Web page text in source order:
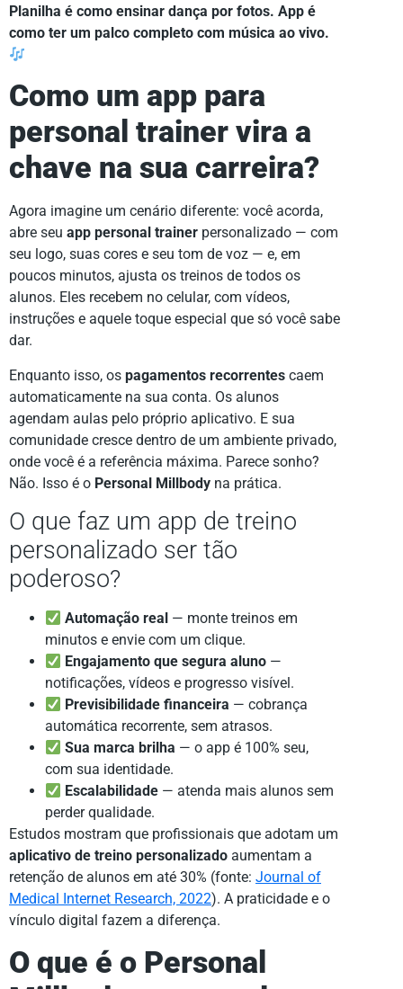
Planilha é como ensinar dança por fotos. App é
como ter um palco completo com música ao vivo.
Como um app para
personal trainer vira a
chave na sua carreira?
Agora imagine um cenário diferente: você acorda,
abre seu app personal trainer personalizado — com
seu logo, suas cores e seu tom de voz — e, em
poucos minutos, ajusta os treinos de todos os
alunos. Eles recebem no celular, com vídeos,
instruções e aquele toque especial que só você sabe
dar.
Enquanto isso, os pagamentos recorrentes caem
automaticamente na sua conta. Os alunos
agendam aulas pelo próprio aplicativo. E sua
comunidade cresce dentro de um ambiente privado,
onde você é a referência máxima. Parece sonho?
Não. Isso é o Personal Millbody na prática.
O que faz um app de treino
personalizado ser tão
poderoso?
Automação real — monte treinos em
minutos e envie com um clique.
Engajamento que segura aluno —
notificações, vídeos e progresso visível.
Previsibilidade financeira — cobrança
automática recorrente, sem atrasos.
Sua marca brilha — o app é 100% seu,
com sua identidade.
Escalabilidade — atenda mais alunos sem
perder qualidade.
Estudos mostram que profissionais que adotam um
aplicativo de treino personalizado aumentam a
retenção de alunos em até 30% (fonte: Journal of
Medical Internet Research, 2022). A praticidade e o
vínculo digital fazem a diferença.
O que é o Personal